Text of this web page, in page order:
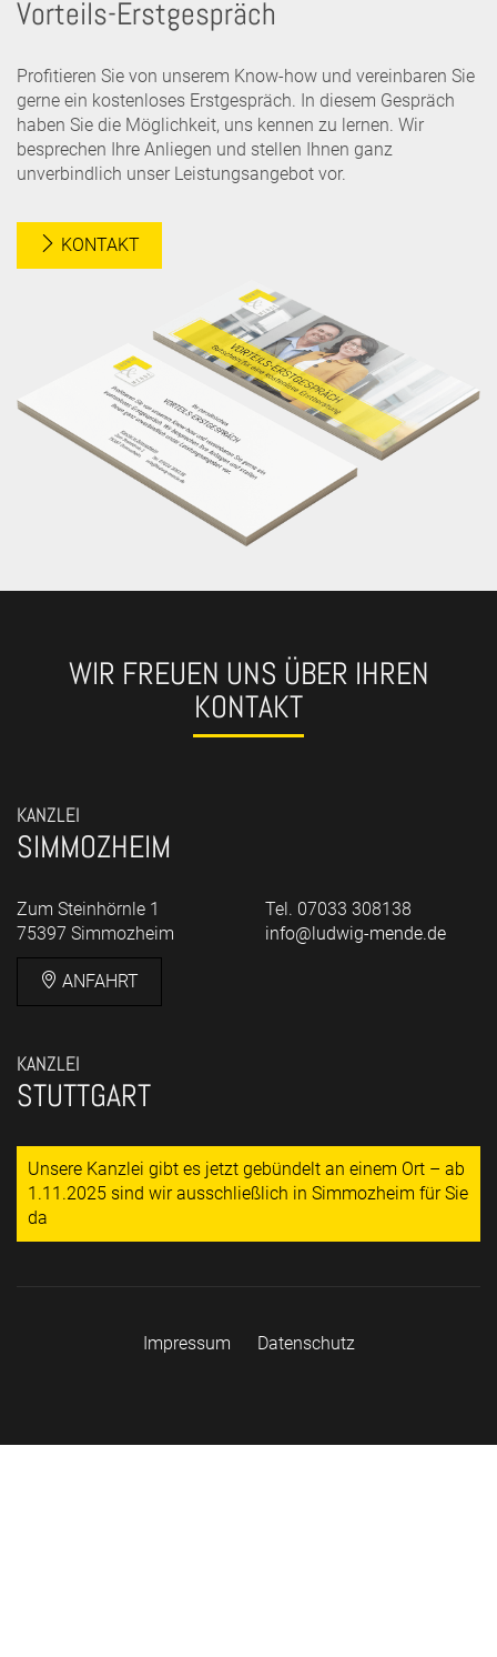
Vorteils-Erstgespräch
Profitieren Sie von unserem Know-how und vereinbaren Sie
gerne ein kostenloses Erstgespräch. In diesem Gespräch
haben Sie die Möglichkeit, uns kennen zu lernen. Wir
besprechen Ihre Anliegen und stellen Ihnen ganz
unverbindlich unser Leistungsangebot vor.
KONTAKT
WIR FREUEN UNS ÜBER IHREN
KONTAKT
KANZLEI
SIMMOZHEIM
Zum Steinhörnle 1
75397 Simmozheim
ANFAHRT
Tel. 07033 308138
info@ludwig-mende.de
KANZLEI
STUTTGART
Unsere Kanzlei gibt es jetzt gebündelt an einem Ort – ab
1.11.2025 sind wir ausschließlich in Simmozheim für Sie
da
Impressum Datenschutz